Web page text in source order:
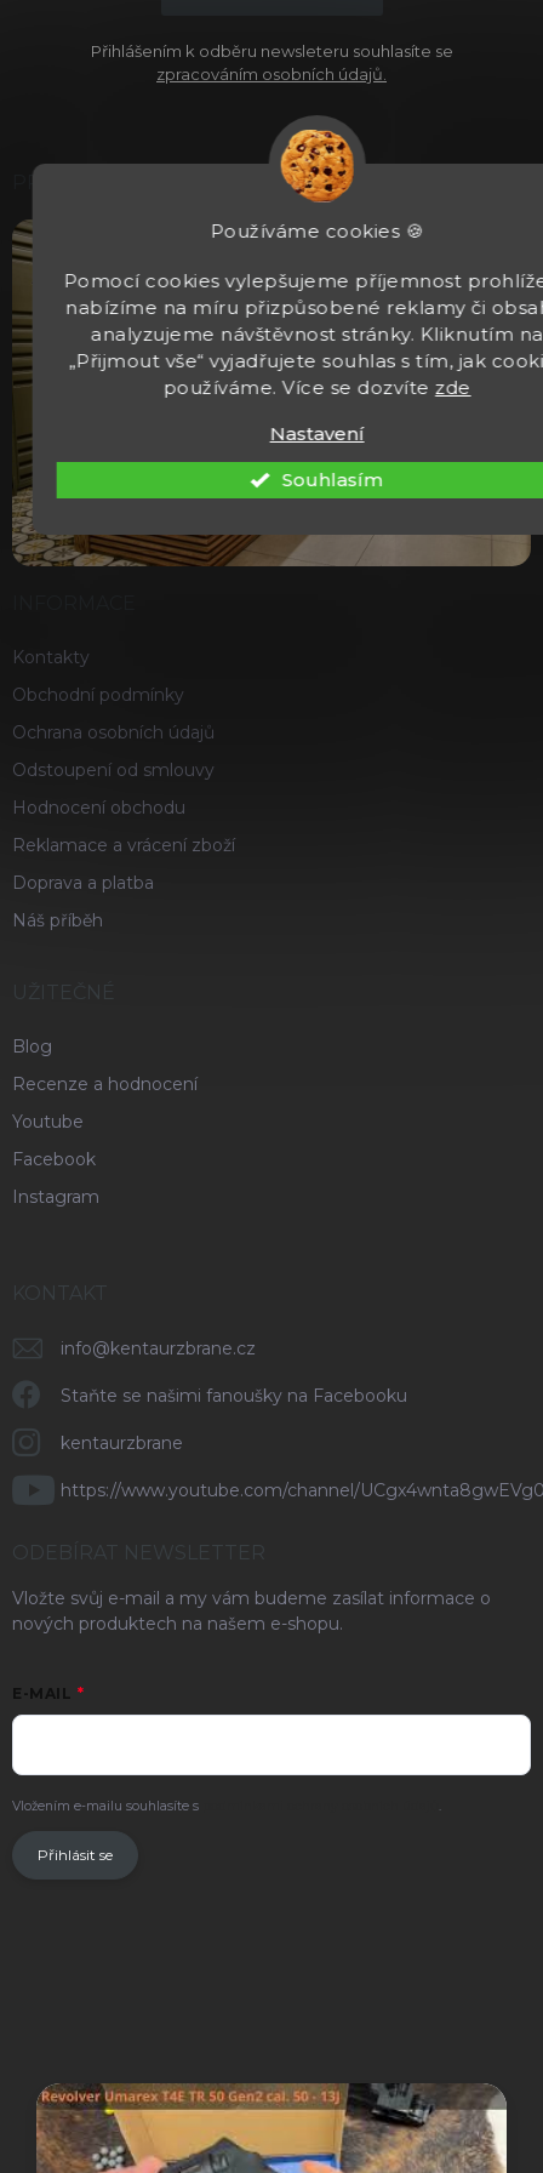
Používáme cookies 🍪
Pomocí cookies vylepšujeme příjemnost
nabízíme na míru přizpůsobené reklamy či
analyzujeme návštěvnost stránky. Kliknutím na
„Přijmout vše“ vyjadřujete souhlas s tím, jak
používáme. Více se dozvíte zde
Nastavení
Souhlasím
Přihlášením k odběru newsleteru souhlasíte se
zpracováním osobních údajů.
Kontakty
Obchodní podmínky
Ochrana osobních údajů
Odstoupení od smlouvy
Hodnocení obchodu
Reklamace a vrácení zboží
Doprava a platba
Náš příběh
UŽITEČNÉ
Blog
Recenze a hodnocení
Youtube
Facebook
Instagram
KONTAKT
info@kentaurzbrane.cz
Staňte se našimi fanoušky na Facebooku
kentaurzbrane
https://www.youtube.com/channel/
ODEBÍRAT NEWSLETTER
Vložte svůj e-mail a my vám budeme zasílat informace o
nových produktech na našem e-shopu.
E-MAIL
Vložením e-mailu souhlasíte s .
Přihlásit se